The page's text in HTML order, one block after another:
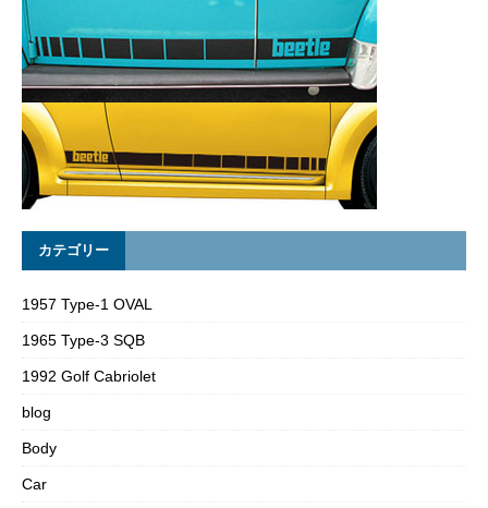
カテゴリー
1957 Type-1 OVAL
1965 Type-3 SQB
1992 Golf Cabriolet
blog
Body
Car